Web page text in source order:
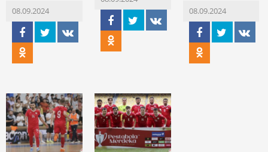
08.09.2024 08.09.2024